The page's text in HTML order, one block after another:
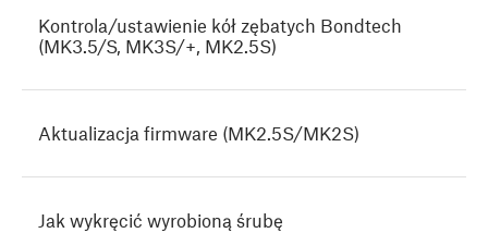
Kontrola/ustawienie kół zębatych Bondtech
(MK3.5/S, MK3S/+, MK2.5S)
Aktualizacja firmware ‪(MK2.5S/MK2S)
Jak wykręcić wyrobioną śrubę